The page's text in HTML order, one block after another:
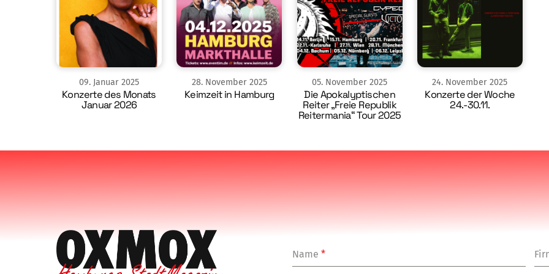
09. Januar 2025
Konzerte des Monats
Januar 2026
28. November 2025
Keimzeit in Hamburg
05. November 2025
Die Apokalyptischen
Reiter „Freie Republik
Reitermania“ Tour 2025
24. November 2025
Konzerte der Woche
24.-30.11.
Name*